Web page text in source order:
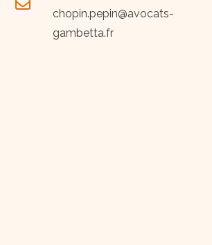
chopin.pepin@avocats-
gambetta.fr